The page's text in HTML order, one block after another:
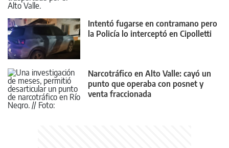
Intentó fugarse en contramano pero
la Policía lo interceptó en Cipolletti
Narcotráfico en Alto Valle: cayó un
punto que operaba con posnet y
venta fraccionada